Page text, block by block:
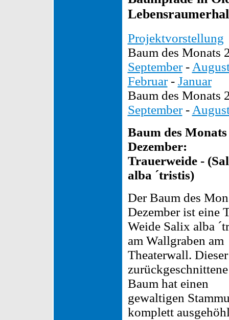
Projektvorstellung
Baum des Monats
September-
Februar- Januar
Baum des Monats
September-
Baum des Monats
Dezember:
Trauerweide -
alba ´tristis)
Der Baum des
Dezember ist eine
Weide Salix alba
am Wallgraben am
Theaterwall.
zurückgeschnittene
Baum hat einen
gewaltigen
komplett